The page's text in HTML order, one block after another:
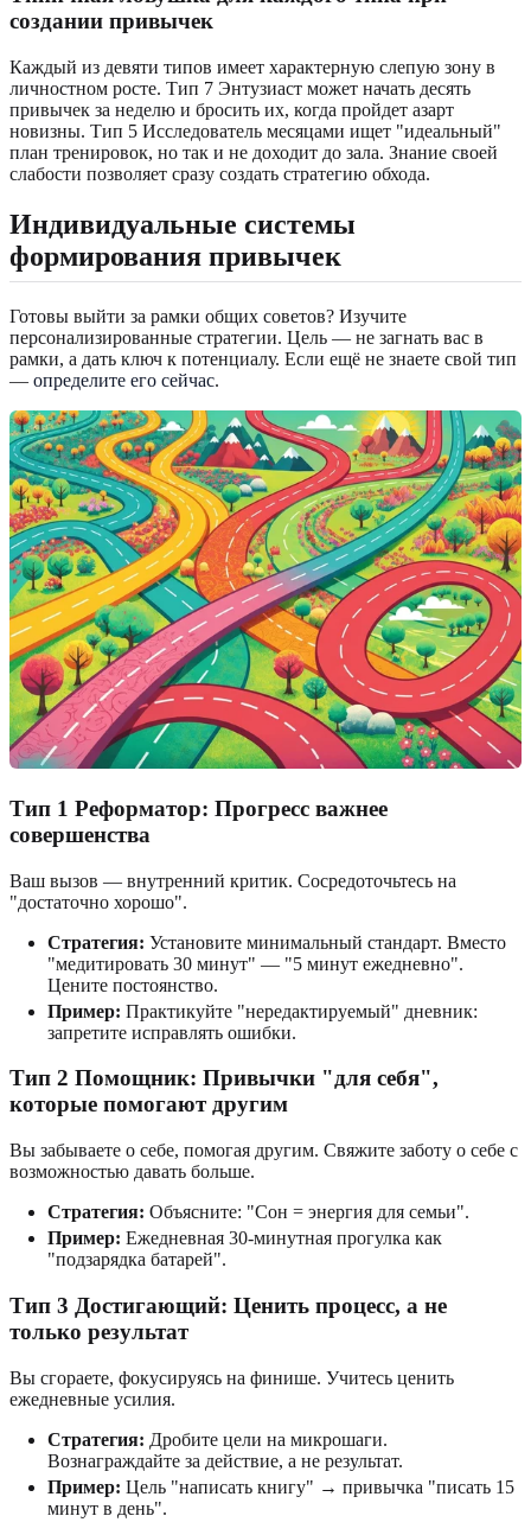
создании привычек
Каждый из девяти типов имеет характерную слепую зону в
личностном росте. Тип 7 Энтузиаст может начать десять
привычек за неделю и бросить их, когда пройдет азарт
новизны. Тип 5 Исследователь месяцами ищет "идеальный"
план тренировок, но так и не доходит до зала. Знание своей
слабости позволяет сразу создать стратегию обхода.
Индивидуальные системы
формирования привычек
Готовы выйти за рамки общих советов? Изучите
персонализированные стратегии. Цель — не загнать вас в
рамки, а дать ключ к потенциалу. Если ещё не знаете свой тип
— определите его сейчас.
Тип 1 Реформатор: Прогресс важнее
совершенства
Ваш вызов — внутренний критик. Сосредоточьтесь на
"достаточно хорошо".
Стратегия: Установите минимальный стандарт. Вместо
"медитировать 30 минут" — "5 минут ежедневно".
Цените постоянство.
Пример: Практикуйте "нередактируемый" дневник:
запретите исправлять ошибки.
Тип 2 Помощник: Привычки "для себя",
которые помогают другим
Вы забываете о себе, помогая другим. Свяжите заботу о себе с
возможностью давать больше.
Стратегия: Объясните: "Сон = энергия для семьи".
Пример: Ежедневная 30-минутная прогулка как
"подзарядка батарей".
Тип 3 Достигающий: Ценить процесс, а не
только результат
Вы сгораете, фокусируясь на финише. Учитесь ценить
ежедневные усилия.
Стратегия: Дробите цели на микрошаги.
Вознаграждайте за действие, а не результат.
Пример: Цель "написать книгу" → привычка "писать 15
минут в день".